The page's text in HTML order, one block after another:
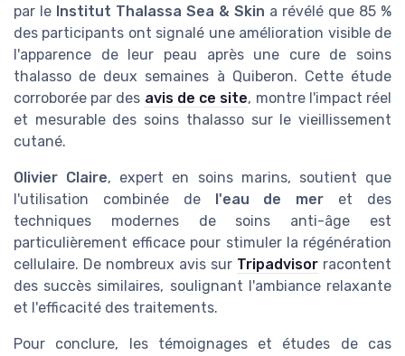
par le Institut Thalassa Sea & Skin a révélé que 85 %
des participants ont signalé une amélioration visible de
l'apparence de leur peau après une cure de soins
thalasso de deux semaines à Quiberon. Cette étude
corroborée par des avis de ce site, montre l'impact réel
et mesurable des soins thalasso sur le vieillissement
cutané.
Olivier Claire, expert en soins marins, soutient que
l'utilisation combinée de l'eau de mer et des
techniques modernes de soins anti-âge est
particulièrement efficace pour stimuler la régénération
cellulaire. De nombreux avis sur Tripadvisor racontent
des succès similaires, soulignant l'ambiance relaxante
et l'efficacité des traitements.
Pour conclure, les témoignages et études de cas